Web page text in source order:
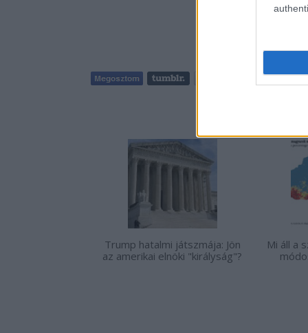
Tetszik 0
Trump hatalmi játszmája: Jön
az amerikai elnöki "királyság"?
Mi áll a